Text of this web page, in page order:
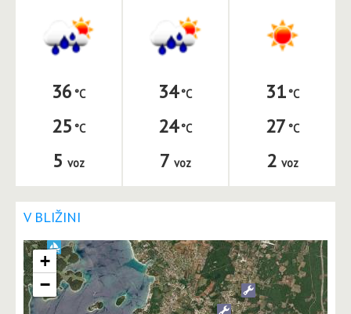
36
25
5 voz
34
24
7 voz
31
27
2 voz
V BLIŽINI
+
−